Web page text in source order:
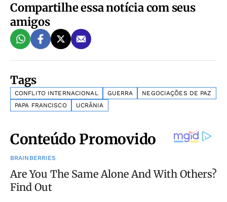
Compartilhe essa notícia com seus
amigos
Tags
CONFLITO INTERNACIONAL GUERRA
NEGOCIAÇÕES DE PAZ
PAPA FRANCISCO
UCRÂNIA